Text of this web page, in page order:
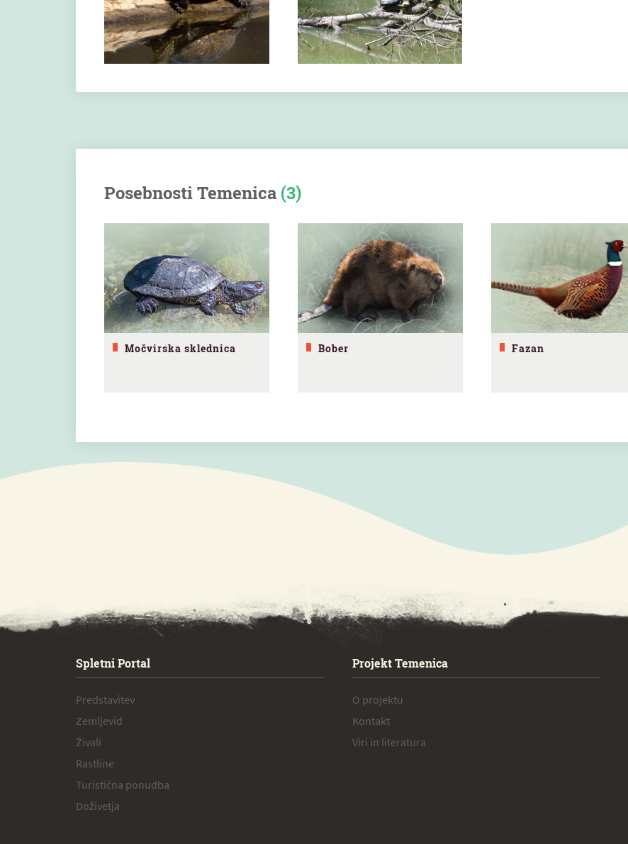
Posebnosti Temenica (3)
Močvirska sklednica Bober Fazan
Spletni Portal
Predstavitev
Zemljevid
Živali
Rastline
Turistična ponudba
Doživetja
Projekt Temenica
O projektu
Kontakt
Viri in literatura